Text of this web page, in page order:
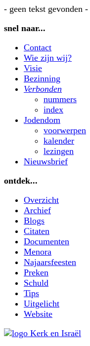
- geen tekst gevonden -
snel naar...
Contact
Wie zijn wij?
Visie
Bezinning
Verbonden
nummers
index
Jodendom
voorwerpen
kalender
lezingen
Nieuwsbrief
ontdek...
Overzicht
Archief
Blogs
Citaten
Documenten
Menora
Najaarsfeesten
Preken
Schuld
Tips
Uitgelicht
Website